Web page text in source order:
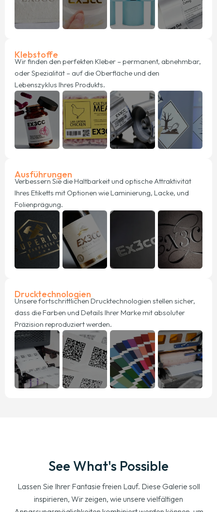
Klebstoffe
Wir finden den perfekten Kleber – permanent, abnehmbar,
oder Spezialität – auf die Oberfläche und den
Lebenszyklus Ihres Produkts.
Ausführungen
Verbessern Sie die Haltbarkeit und optische Attraktivität
Ihres Etiketts mit Optionen wie Laminierung, Lacke, und
Folienprägung.
Drucktechnologien
Unsere fortschrittlichen Drucktechnologien stellen sicher,
dass die Farben und Details Ihrer Marke mit absoluter
Präzision reproduziert werden.
See What's Possible
Lassen Sie Ihrer Fantasie freien Lauf. Diese Galerie soll
inspirieren, Wir zeigen, wie unsere vielfältigen